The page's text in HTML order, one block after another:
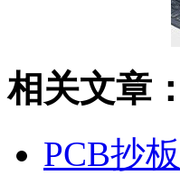
相关文章：
PCB抄